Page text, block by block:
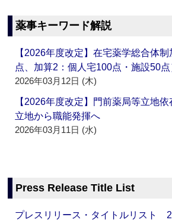
薬事キーワード解説
【2026年度改定】在宅薬学総合体
点、加算2：個人宅100点・施設50
2026年03月12日 (木)
【2026年度改定】門前薬局等立地
立地から職能発揮へ
2026年03月11日 (水)
Press Release Title List
プレスリリース・タイトルリスト